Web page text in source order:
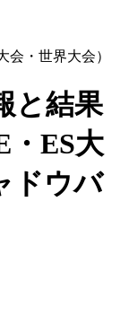
会・世界大会）
と結果
・ES大
ドウバ